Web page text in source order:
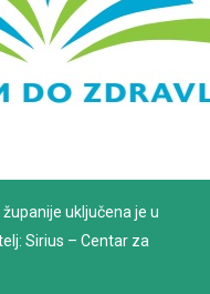
uključena je u
Sirius – Centar za